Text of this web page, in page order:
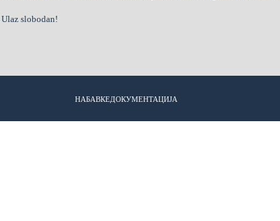
Ulaz slobodan!
НАБАВКЕДОКУМЕНТАЦИЈА